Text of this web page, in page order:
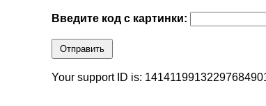
Введите код с картинки:
Отправить
Your support ID is: